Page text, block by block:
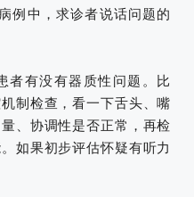
例中，求诊者说话问题的
者有没有器质性问题。 比
制检查，看一下舌头、嘴
、协调性是否正常，再检
如果初步评估怀疑有听力